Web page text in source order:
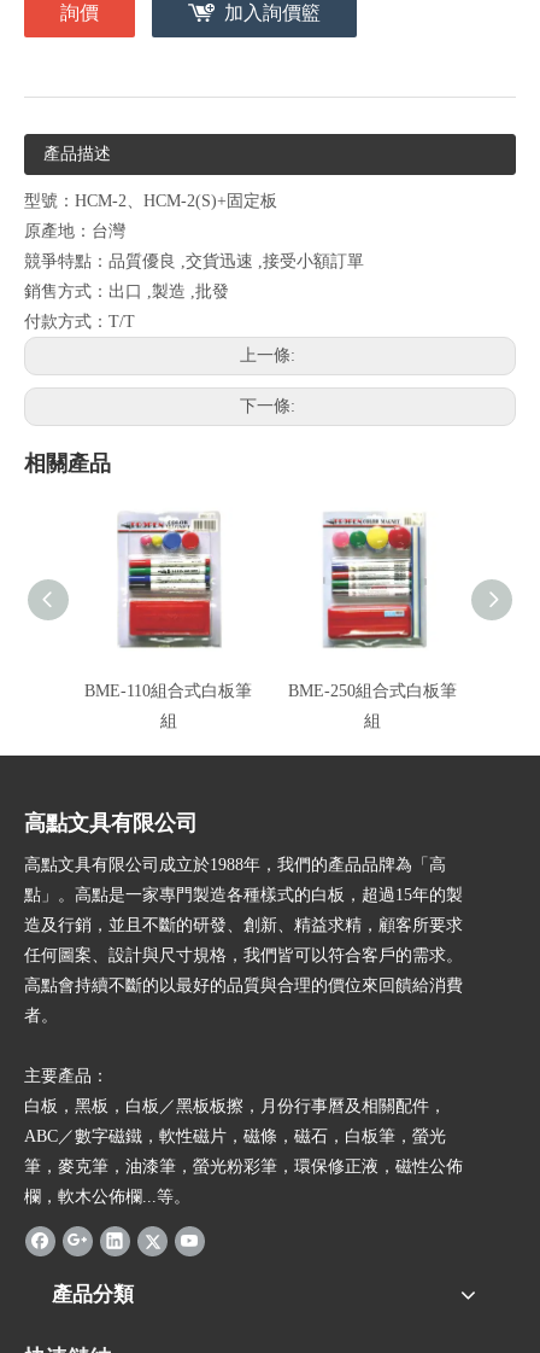
詢價 加入詢價籃
產品描述
型號：HCM-2、HCM-2(S)+固定板
原產地：台灣
競爭特點：品質優良 ,交貨迅速 ,接受小額訂單
銷售方式：出口 ,製造 ,批發
付款方式：T/T
上一條:
下一條:
相關產品
BME-110組合式白板筆
組
BME-250組合式白板筆
組
高點文具有限公司
高點文具有限公司成立於1988年，我們的產品品牌為「高
點」。高點是一家專門製造各種樣式的白板，超過15年的製
造及行銷，並且不斷的研發、創新、精益求精，顧客所要求
任何圖案、設計與尺寸規格，我們皆可以符合客戶的需求。
高點會持續不斷的以最好的品質與合理的價位來回饋給消費
者。
主要產品：
白板，黑板，白板／黑板板擦，月份行事曆及相關配件，
ABC／數字磁鐵，軟性磁片，磁條，磁石，白板筆，螢光
筆，麥克筆，油漆筆，螢光粉彩筆，環保修正液，磁性公佈
欄，軟木公佈欄...等。
產品分類